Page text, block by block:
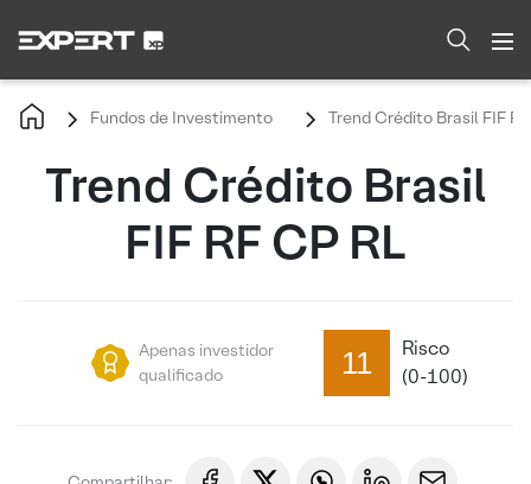
Fundos de Investimento Trend Crédito Brasil FIF
Trend Crédito Brasil
FIF RF CP RL
Apenas investidor
qualificado
11
Risco
(0-100)